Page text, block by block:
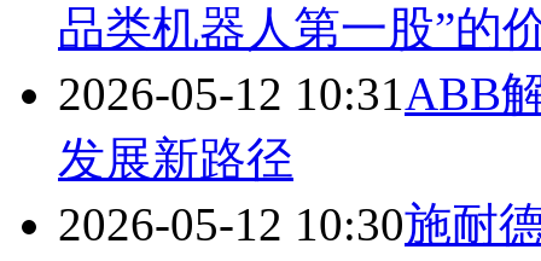
品类机器人第一股”的
2026-05-12 10:31 ABB
发展新路径
2026-05-12 10:30施耐